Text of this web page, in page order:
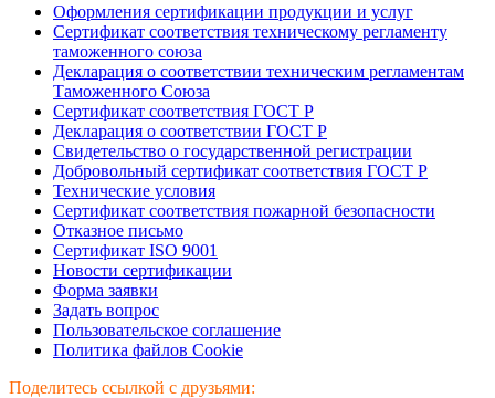
Оформления сертификации продукции и услуг
Сертификат соответствия техническому регламенту
таможенного союза
Декларация о соответствии техническим регламентам
Таможенного Союза
Сертификат соответствия ГОСТ Р
Декларация о соответствии ГОСТ Р
Свидетельство о государственной регистрации
Добровольный сертификат соответствия ГОСТ Р
Технические условия
Сертификат соответствия пожарной безопасности
Отказное письмо
Сертификат ISO 9001
Новости сертификации
Форма заявки
Задать вопрос
Пользовательское соглашение
Политика файлов Cookie
Поделитесь ссылкой с друзьями: